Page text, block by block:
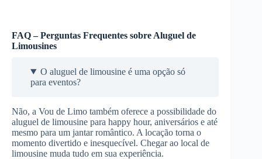
FAQ – Perguntas Frequentes sobre Aluguel de
Limousines
O aluguel de limousine é uma opção só
para eventos?
Não, a Vou de Limo também oferece a possibilidade do
aluguel de limousine para happy hour, aniversários e até
mesmo para um jantar romântico. A locação torna o
momento divertido e inesquecível. Chegar ao local de
limousine muda tudo em sua experiência.